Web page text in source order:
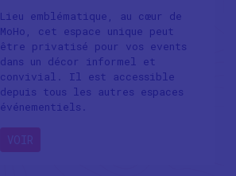
Lieu emblématique, au cœur de
MoHo, cet espace unique peut
être privatisé pour vos events
dans un décor informel et
convivial. Il est accessible
depuis tous les autres espaces
événementiels.
VOIR